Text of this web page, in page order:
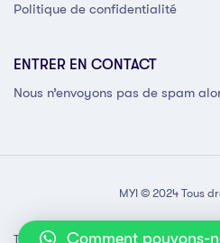
Politique de confidentialité
ENTRER EN CONTACT
Nous n’envoyons pas de spam
MYI © 2024 Tous
Termes et conditions Politique de
Comment pouvons-